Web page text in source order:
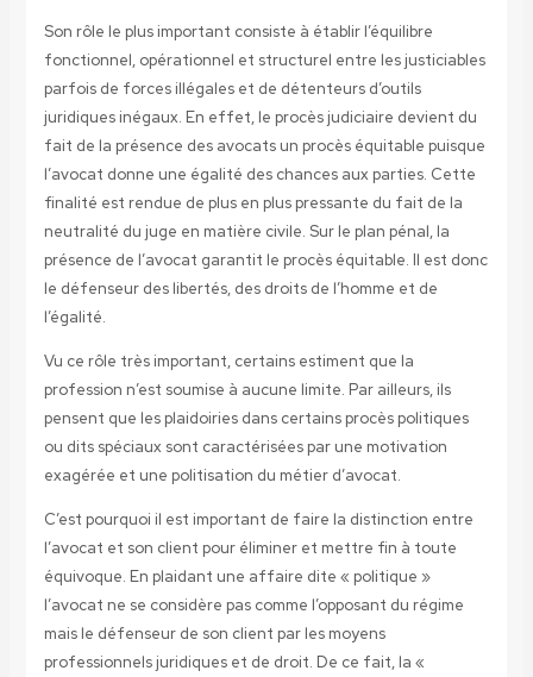
Son rôle le plus important consiste à établir l’équilibre
fonctionnel, opérationnel et structurel entre les justiciables
parfois de forces illégales et de détenteurs d’outils
juridiques inégaux. En effet, le procès judiciaire devient du
fait de la présence des avocats un procès équitable puisque
l’avocat donne une égalité des chances aux parties. Cette
finalité est rendue de plus en plus pressante du fait de la
neutralité du juge en matière civile. Sur le plan pénal, la
présence de l’avocat garantit le procès équitable. Il est donc
le défenseur des libertés, des droits de l’homme et de
l’égalité.
Vu ce rôle très important, certains estiment que la
profession n’est soumise à aucune limite. Par ailleurs, ils
pensent que les plaidoiries dans certains procès politiques
ou dits spéciaux sont caractérisées par une motivation
exagérée et une politisation du métier d’avocat.
C’est pourquoi il est important de faire la distinction entre
l’avocat et son client pour éliminer et mettre fin à toute
équivoque. En plaidant une affaire dite « politique »
l’avocat ne se considère pas comme l’opposant du régime
mais le défenseur de son client par les moyens
professionnels juridiques et de droit. De ce fait, la «